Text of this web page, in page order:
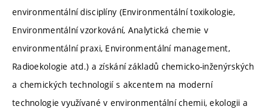
environmentální disciplíny (Environmentální toxikologie,
Environmentální vzorkování, Analytická chemie v
environmentální praxi, Environmentální management,
Radioekologie atd.) a získání základů chemicko-inženýrských
a chemických technologií s akcentem na moderní
technologie využívané v environmentální chemii, ekologii a